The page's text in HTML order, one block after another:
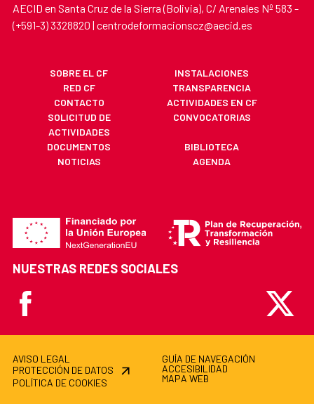
AECID en Santa Cruz de la Sierra (Bolivia), C/ Arenales Nº 583 -
(+591-3) 3328820 | centrodeformacionscz@aecid.es
SOBRE EL CF
INSTALACIONES
RED CF
TRANSPARENCIA
CONTACTO
ACTIVIDADES EN CF
SOLICITUD DE
ACTIVIDADES
CONVOCATORIAS
DOCUMENTOS
BIBLIOTECA
NOTICIAS
AGENDA
NUESTRAS REDES SOCIALES
Facebook
X
AVISO LEGAL
PROTECCIÓN DE DATOS
POLÍTICA DE COOKIES
GUÍA DE NAVEGACIÓN
ACCESIBILIDAD
MAPA WEB